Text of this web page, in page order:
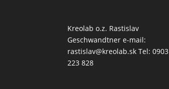
Kreolab o.z. Rastislav
Geschwandtner e-mail:
rastislav@kreolab.sk Tel: 0903
223 828